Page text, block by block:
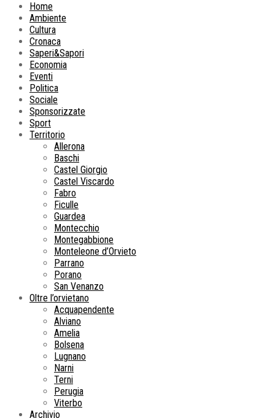
Home
Ambiente
Cultura
Cronaca
Saperi&Sapori
Economia
Eventi
Politica
Sociale
Sponsorizzate
Sport
Territorio
Allerona
Baschi
Castel Giorgio
Castel Viscardo
Fabro
Ficulle
Guardea
Montecchio
Montegabbione
Monteleone d’Orvieto
Parrano
Porano
San Venanzo
Oltre l’orvietano
Acquapendente
Alviano
Amelia
Bolsena
Lugnano
Narni
Terni
Perugia
Viterbo
Archivio